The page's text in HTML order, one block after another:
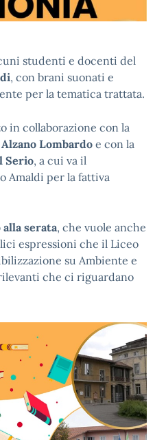
studenti e docenti del
, con brani suonati e
per la tematica trattata.
in collaborazione con la
Lombardo e con la
Serio, a cui va il
Amaldi per la fattiva
serata, che vuole anche
espressioni che il Liceo
su Ambiente e
che ci riguardano